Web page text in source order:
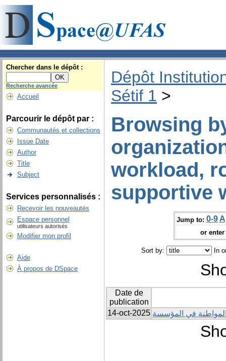
Chercher dans le dépôt :
Recherche avancée
Accueil
Parcourir le dépôt par :
Communautés et collections
Issue Date
Author
Title
Subject
Services personnalisés :
Recevoir les nouveautés
Espace personnel
utilisateurs autorisés
Modifier mon profil
Aide
À propos de DSpace
Dépôt
Sétif 1 >
Browsing
workload,
supportive
Jump to: 0-9 A
or
Sort by: In
Date de
publication
14-oct-2025 في المؤسسة